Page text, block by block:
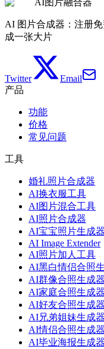
AI图片融合器
AI 图片合成器：注册
成一张大片
Twitter
Email
产品
功能
价格
常见问题
工具
婚礼照片合成器
AI换衣服工具
AI图片混合工具
AI照片合成器
AI宝宝照片生成器
AI Image Extender
AI照片加人工具
AI黑白情侣合照
AI群像合照生成器
AI家庭合照生成器
AI好友合照生成器
AI兄弟姐妹生成器
AI情侣合照生成器
AI毕业海报生成器